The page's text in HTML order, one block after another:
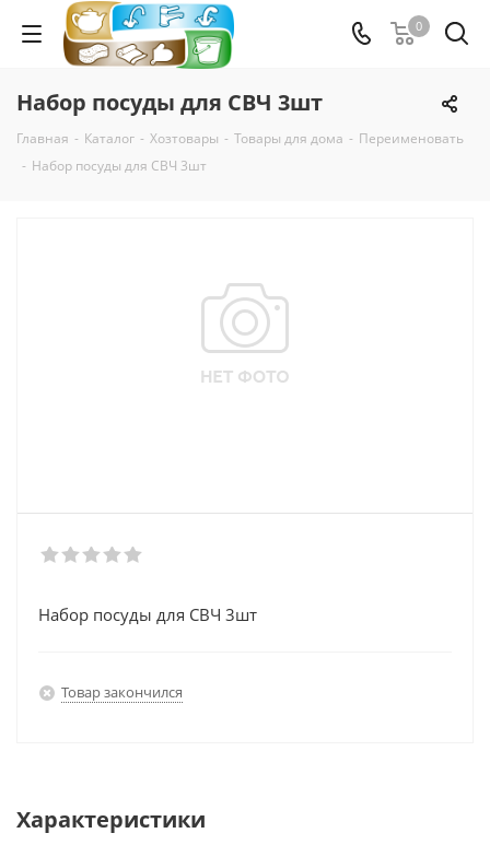
0
Набор посуды для СВЧ 3шт
Главная - Каталог - Хозтовары - Товары для дома - Переименовать
- Набор посуды для СВЧ 3шт
Набор посуды для СВЧ 3шт
Товар закончился
Характеристики